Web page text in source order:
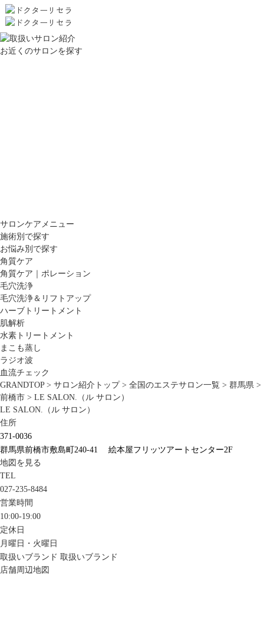
お近くのサロンを探す
サロンケアメニュー
施術別で探す
お悩み別で探す
角質ケア
角質ケア｜ポレーション
毛穴洗浄
毛穴洗浄＆リフトアップ
ハーブトリートメント
肌解析
水素トリートメント
まこも蒸し
ラジオ波
血流チェック
GRANDTOP > サロン紹介トップ > 全国のエステサロン一覧 > 群馬県 >
前橋市 > LE SALON.（ル サロン）
LE SALON.（ル サロン）
住所
371-0036
群馬県前橋市敷島町240-41 絵本屋フリッツアートセンター2F
地図を見る
TEL
027-235-8484
営業時間
10:00-19:00
定休日
月曜日・火曜日
取扱いブランド 取扱いブランド
店舗周辺地図